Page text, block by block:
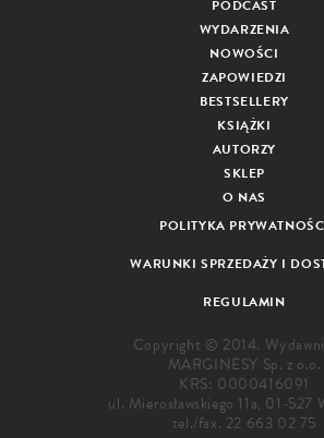
PODCAST
WYDARZENIA
NOWOŚCI
ZAPOWIEDZI
BESTSELLERY
KSIĄŻKI
AUTORZY
SKLEP
O NAS
POLITYKA
WARUNKI SPRZEDAŻY I
REGULAMIN
Copyright © 2014.
MARGINESY Sp. z o.o.
KRS: 0000416091
ul. Mierosławskiego 11a, 01-527
tel./fax. 22 663 02 75